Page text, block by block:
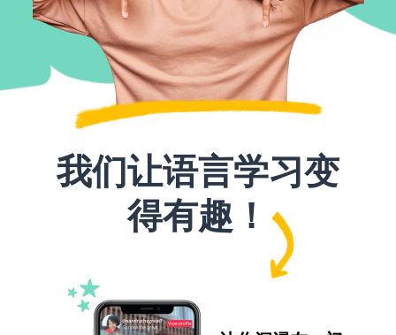
我们让语言学习变
得有趣！